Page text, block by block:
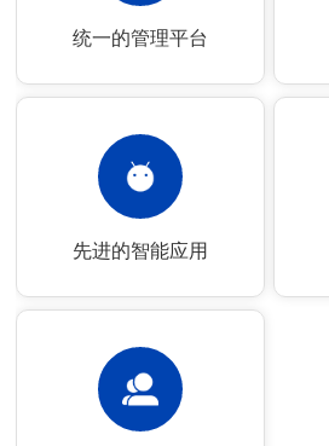
统一的管理平台
先进的智能应用